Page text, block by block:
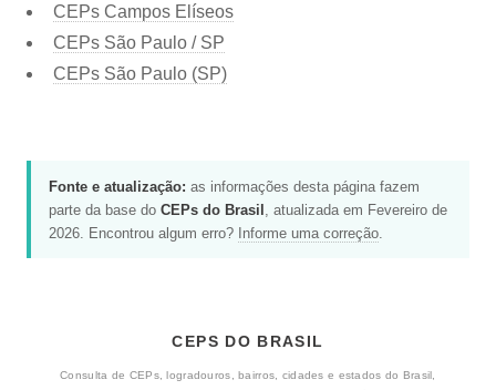
CEPs Campos Elíseos
CEPs São Paulo / SP
CEPs São Paulo (SP)
Fonte e atualização: as informações desta página fazem
parte da base do CEPs do Brasil , atualizada em Fevereiro de
2026. Encontrou algum erro? Informe uma correção
CEPS DO BRASIL
Consulta de CEPs, logradouros, bairros, cidades e estados do Brasil,